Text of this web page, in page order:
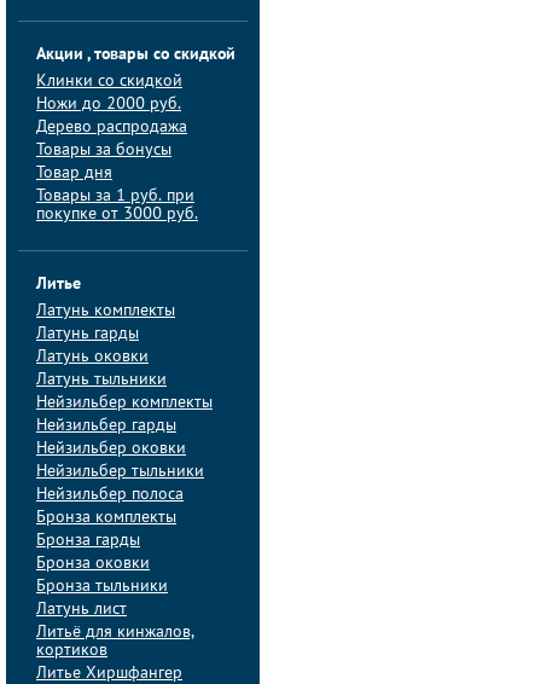
Акции , товары со скидкой
Клинки со скидкой
Ножи до 2000 руб.
Дерево распродажа
Товары за бонусы
Товар дня
Товары за 1 руб. при
покупке от 3000 руб.
Литье
Латунь комплекты
Латунь гарды
Латунь оковки
Латунь тыльники
Нейзильбер комплекты
Нейзильбер гарды
Нейзильбер оковки
Нейзильбер тыльники
Нейзильбер полоса
Бронза комплекты
Бронза гарды
Бронза оковки
Бронза тыльники
Латунь лист
Литьё для кинжалов,
кортиков
Литье Хиршфангер